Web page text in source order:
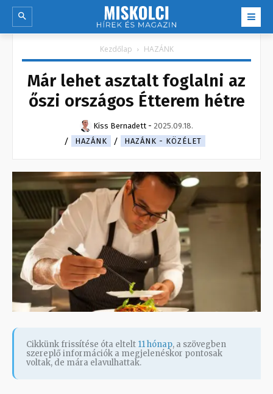
Kezdőlap HAZÁNK
Már lehet asztalt foglalni az
őszi országos Étterem hétre
Kiss Bernadett - 2025.09.18.
HAZÁNK
HAZÁNK - KÖZÉLET
Cikkünk frissítése óta eltelt 11 hónap, a szövegben
szereplő információk a megjelenéskor pontosak
voltak, de mára elavulhattak.